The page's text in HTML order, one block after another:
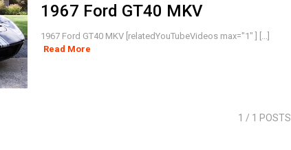
1967 Ford GT40 MKV
1967 Ford GT40 MKV [relatedYouTubeVideos max="1" ] [...]
Read More
1 / 1 POSTS